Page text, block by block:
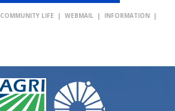
COMMUNITY LIFE | WEBMAIL | INFORMATION |